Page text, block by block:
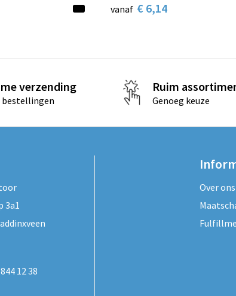
vanaf € 6,14
verzending
bestellingen
Ruim
Genoeg keuze
3a1
12 38
Over ons